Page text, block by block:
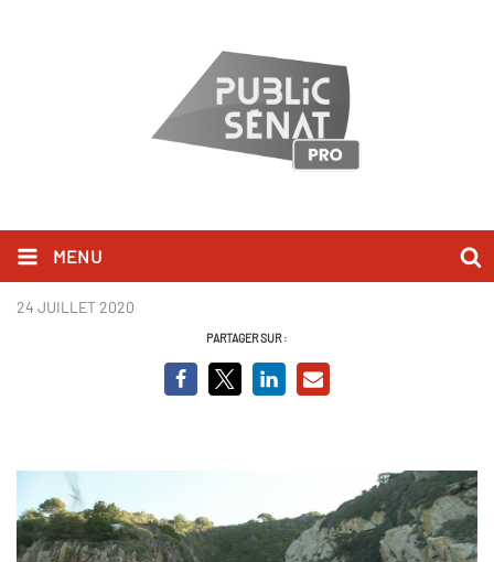
MENU
15.jpg
24 JUILLET 2020
PARTAGER SUR :